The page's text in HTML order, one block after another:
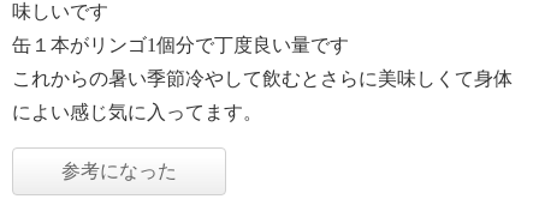
味しいです
缶１本がリンゴ1個分で丁度良い量です
これからの暑い季節冷やして飲むとさらに美味しくて身体
によい感じ気に入ってます。
参考になった